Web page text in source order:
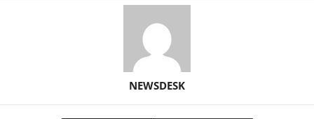
NEWSDESK